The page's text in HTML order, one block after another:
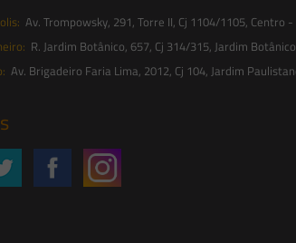
Av. Trompowsky, 291, Torre II, Cj 1104/1105, Centro
R. Jardim Botânico, 657, Cj 314/315, Jardim
Av. Brigadeiro Faria Lima, 2012, Cj 104, Jardim